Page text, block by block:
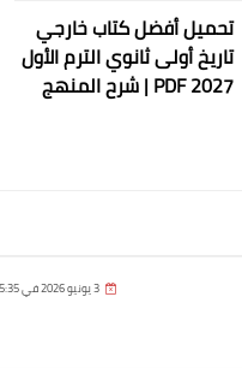
تحميل أفضل كتاب خارجي
تاريخ أولى ثانوي الترم الأول
2027 PDF | شرح المنهج
3 يونيو 2026 في 5:35 م